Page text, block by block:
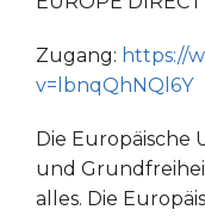
Zugang: https://
v=lbnqQhNQl6Y
Die Europäische
und
alles. Die